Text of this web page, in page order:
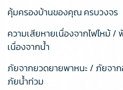
คุ้มครองบ้านของคุณ ครบวงจร
ความเสียหายเนื่องจากไฟไหม้ /
เนื่องจากน้ำ
ภัยจากยวดยายพาหนะ / ภัยจา
ภัยน้ำท่วม